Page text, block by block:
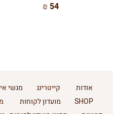
54 ₪
אודות קייטרינג מגשי
SHOP
מועדון לקוחות